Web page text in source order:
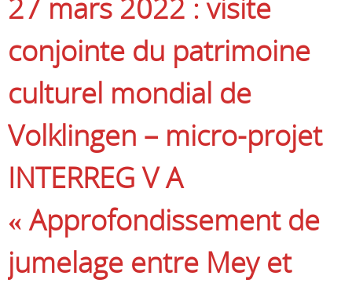
27 mars 2022 : visite
conjointe du patrimoine
culturel mondial de
Volklingen – micro-projet
INTERREG V A
« Approfondissement de
jumelage entre Mey et